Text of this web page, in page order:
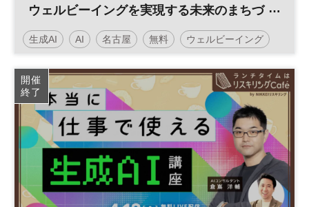
ウェルビーイングを実現する未来のまちづ
くり
生成AI AI 名古屋 無料 ウェルビーイング
地方創生
スマートシティ
開催
終了